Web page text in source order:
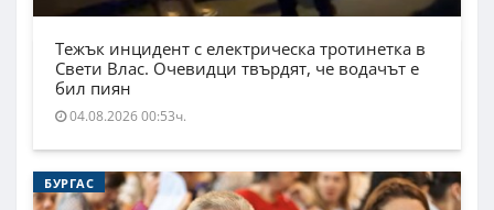
Тежък инцидент с електрическа тротинетка в
Свети Влас. Очевидци твърдят, че водачът е
бил пиян
04.08.2026 00:53ч.
БУРГАС